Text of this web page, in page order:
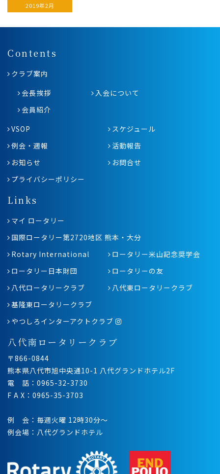
2019年2月
Contents
クラブ案内
会長挨拶
入会について
会員紹介
VSOP
スケジュール
例会・週報
活動報告
お知らせ
お問合せ
プライバシーポリシー
Links
マイ ロータリー
国際ロータリー第2720地区 熊本・大分
Rotary International
ロータリー米山記念奨学会
ロータリー日本財団
ロータリーの友
八代ロータリークラブ
八代東ロータリークラブ
基隆東ロータリークラブ
やつしろインターアクトクラブ
八代南ロータリークラブ
〒866-0844
熊本県八代市旭中央通10-1 八代グランドホテル2F
電 話：0965-32-3730
F A X：0965-35-3703
例 会：毎週火曜 12時30分〜
例会場：八代グランドホテル